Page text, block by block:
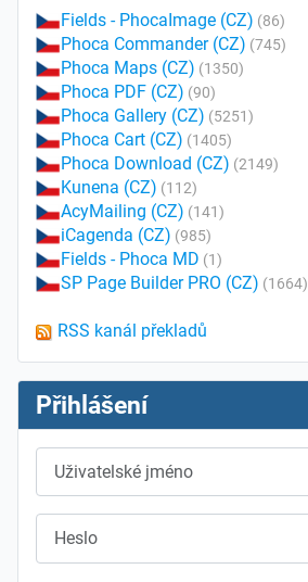
Fields - PhocaImage (CZ) (86)
Phoca Commander (CZ) (745)
Phoca Maps (CZ) (1350)
Phoca PDF (CZ) (90)
Phoca Gallery (CZ) (5251)
Phoca Cart (CZ) (1405)
Phoca Download (CZ) (2149)
Kunena (CZ) (112)
AcyMailing (CZ) (141)
iCagenda (CZ) (985)
Fields - Phoca MD (1)
SP Page Builder PRO (CZ) (1664)
RSS kanál překladů
Přihlášení